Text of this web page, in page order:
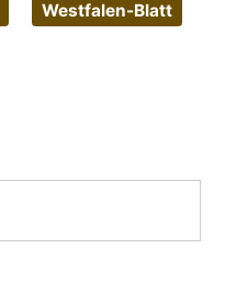
Westfalen-Blatt